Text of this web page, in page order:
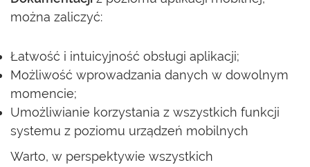
można zaliczyć:
Łatwość i intuicyjność obsługi aplikacji;
Możliwość wprowadzania danych w dowolnym
momencie;
Umożliwianie korzystania z wszystkich funkcji
systemu z poziomu urządzeń mobilnych
Warto, w perspektywie wszystkich